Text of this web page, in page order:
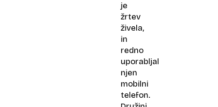
je
žrtev
živela,
in
redno
uporabljal
njen
mobilni
telefon.